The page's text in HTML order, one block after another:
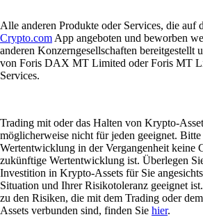
Alle anderen Produkte oder Services, die auf
Crypto.com App angeboten und beworben
anderen Konzerngesellschaften bereitgestellt
von Foris DAX MT Limited oder Foris MT
Services.
Trading mit oder das Halten von Krypto-
möglicherweise nicht für jeden geeignet. Bitte
Wertentwicklung in der Vergangenheit keine
zukünftige Wertentwicklung ist. Überlegen
Investition in Krypto-Assets für Sie
Situation und Ihrer Risikotoleranz geeignet
zu den Risiken, die mit dem Trading oder
Assets verbunden sind, finden Sie hier.